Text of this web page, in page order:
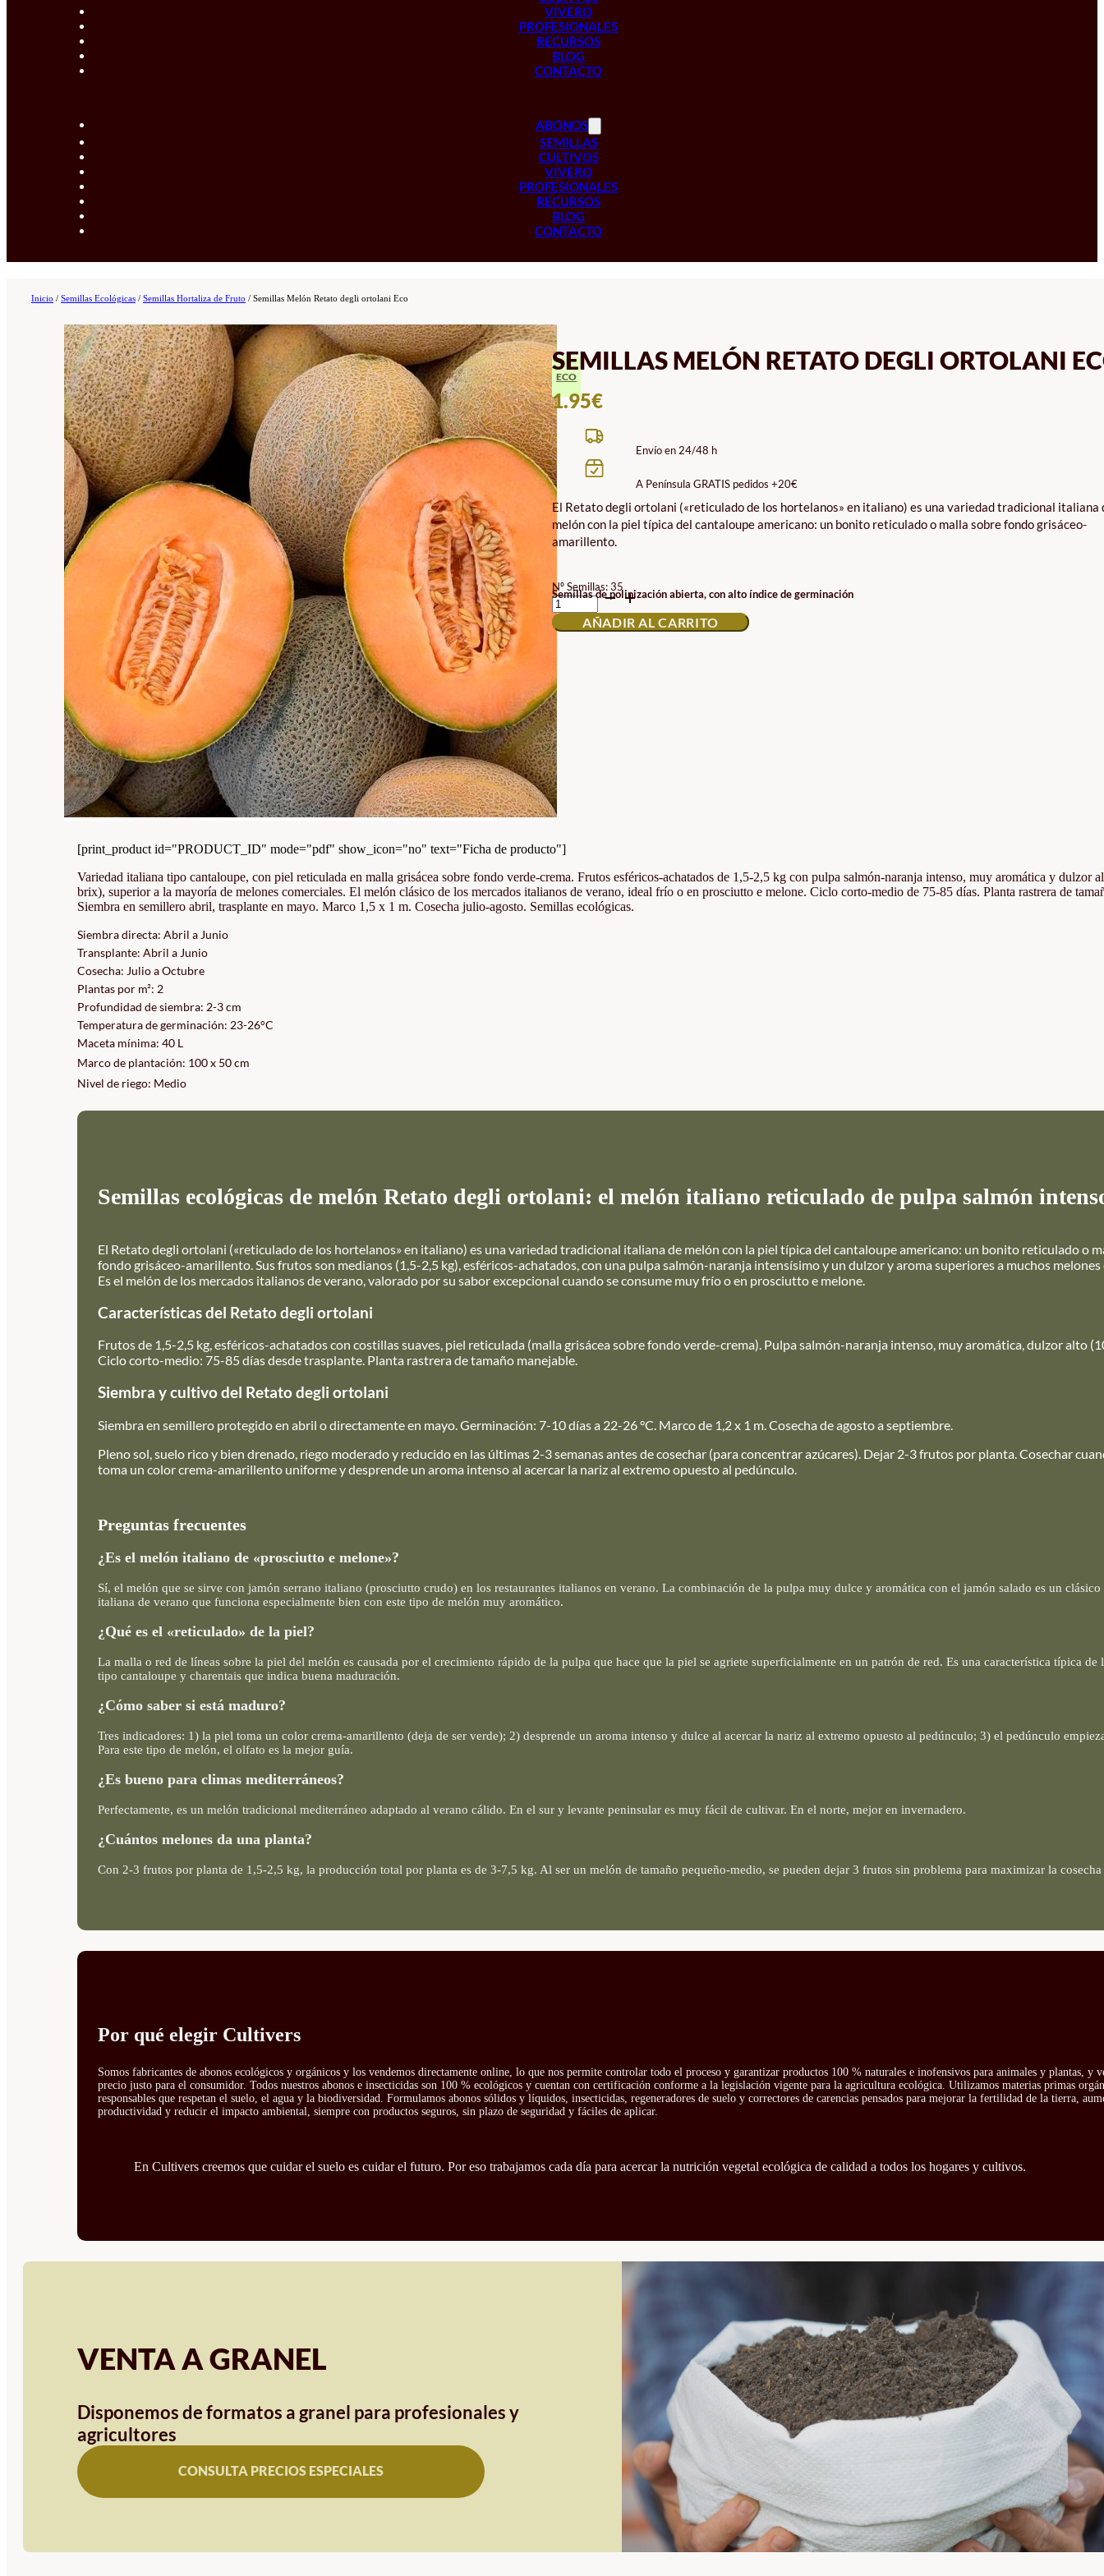
VIVERO
PROFESIONALES
RECURSOS
BLOG
CONTACTO
ABONOS
SEMILLAS
CULTIVOS
VIVERO
PROFESIONALES
RECURSOS
BLOG
CONTACTO
Inicio / Semillas Ecológicas / Semillas Hortaliza de Fruto / Semillas Melón Retato degli ortolani Eco
SEMILLAS MELÓN RETATO DEGLI ORTOLANI
ECO
1.95€
Envío en 24/48 h
A Península GRATIS pedidos +20€
El Retato degli ortolani («reticulado de los hortelanos» en italiano) es una variedad tradicional italiana
melón con la piel típica del cantaloupe americano: un bonito reticulado o malla sobre fondo grisáceo-
amarillento.
Nº Semillas: 35
Semillas de polinización abierta, con alto índice de germinación
SEMILLAS
MELÓN
RETATO
DEGLI
CANTIDAD
AÑADIR AL CARRITO
[print_product id="PRODUCT_ID" mode="pdf" show_icon="no" text="Ficha de producto"]
Variedad italiana tipo cantaloupe, con piel reticulada en malla grisácea sobre fondo verde-crema. Frutos esféricos-achatados de 1,5-2,5 kg con pulpa salmón-naranja intenso, muy aromática y dulzor
brix), superior a la mayoría de melones comerciales. El melón clásico de los mercados italianos de verano, ideal frío o en prosciutto e melone. Ciclo corto-medio de 75-85 días. Planta rastrera de
Siembra en semillero abril, trasplante en mayo. Marco 1,5 x 1 m. Cosecha julio-agosto. Semillas ecológicas.
Siembra directa: Abril a Junio
Transplante: Abril a Junio
Cosecha: Julio a Octubre
Plantas por m²: 2
Profundidad de siembra: 2-3 cm
Temperatura de germinación: 23-26°C
Maceta mínima: 40 L
Marco de plantación: 100 x 50 cm
Nivel de riego: Medio
Semillas ecológicas de melón Retato degli ortolani: el melón italiano reticulado de pulpa salmón
El Retato degli ortolani («reticulado de los hortelanos» en italiano) es una variedad tradicional italiana de melón con la piel típica del cantaloupe americano: un bonito reticulado o
fondo grisáceo-amarillento. Sus frutos son medianos (1,5-2,5 kg), esféricos-achatados, con una pulpa salmón-naranja intensísimo y un dulzor y aroma superiores a muchos melones
Es el melón de los mercados italianos de verano, valorado por su sabor excepcional cuando se consume muy frío o en prosciutto e melone.
Características del Retato degli ortolani
Frutos de 1,5-2,5 kg, esféricos-achatados con costillas suaves, piel reticulada (malla grisácea sobre fondo verde-crema). Pulpa salmón-naranja intenso, muy aromática, dulzor alto
Ciclo corto-medio: 75-85 días desde trasplante. Planta rastrera de tamaño manejable.
Siembra y cultivo del Retato degli ortolani
Siembra en semillero protegido en abril o directamente en mayo. Germinación: 7-10 días a 22-26 °C. Marco de 1,2 x 1 m. Cosecha de agosto a septiembre.
Pleno sol, suelo rico y bien drenado, riego moderado y reducido en las últimas 2-3 semanas antes de cosechar (para concentrar azúcares). Dejar 2-3 frutos por planta. Cosechar
toma un color crema-amarillento uniforme y desprende un aroma intenso al acercar la nariz al extremo opuesto al pedúnculo.
Preguntas frecuentes
¿Es el melón italiano de «prosciutto e melone»?
Sí, el melón que se sirve con jamón serrano italiano (prosciutto crudo) en los restaurantes italianos en verano. La combinación de la pulpa muy dulce y aromática con el jamón salado es un
italiana de verano que funciona especialmente bien con este tipo de melón muy aromático.
¿Qué es el «reticulado» de la piel?
La malla o red de líneas sobre la piel del melón es causada por el crecimiento rápido de la pulpa que hace que la piel se agriete superficialmente en un patrón de red. Es una característica típica de
tipo cantaloupe y charentais que indica buena maduración.
¿Cómo saber si está maduro?
Tres indicadores: 1) la piel toma un color crema-amarillento (deja de ser verde); 2) desprende un aroma intenso y dulce al acercar la nariz al extremo opuesto al pedúnculo; 3) el pedúnculo
Para este tipo de melón, el olfato es la mejor guía.
¿Es bueno para climas mediterráneos?
Perfectamente, es un melón tradicional mediterráneo adaptado al verano cálido. En el sur y levante peninsular es muy fácil de cultivar. En el norte, mejor en invernadero.
¿Cuántos melones da una planta?
Con 2-3 frutos por planta de 1,5-2,5 kg, la producción total por planta es de 3-7,5 kg. Al ser un melón de tamaño pequeño-medio, se pueden dejar 3 frutos sin problema para maximizar la
Por qué elegir Cultivers
Somos fabricantes de abonos ecológicos y orgánicos y los vendemos directamente online, lo que nos permite controlar todo el proceso y garantizar productos 100 % naturales e inofensivos para animales y plantas, y
precio justo para el consumidor. Todos nuestros abonos e insecticidas son 100 % ecológicos y cuentan con certificación conforme a la legislación vigente para la agricultura ecológica. Utilizamos materias primas
responsables que respetan el suelo, el agua y la biodiversidad. Formulamos abonos sólidos y líquidos, insecticidas, regeneradores de suelo y correctores de carencias pensados para mejorar la fertilidad de la tierra,
productividad y reducir el impacto ambiental, siempre con productos seguros, sin plazo de seguridad y fáciles de aplicar.
En Cultivers creemos que cuidar el suelo es cuidar el futuro. Por eso trabajamos cada día para acercar la nutrición vegetal ecológica de calidad a todos los hogares y cultivos.
VENTA A GRANEL
Disponemos de formatos a granel para profesionales y
agricultores
CONSULTA PRECIOS ESPECIALES